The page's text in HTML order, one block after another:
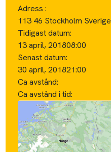
Adress :
113 46 Stockholm Sverige
Tidigast datum:
13 april, 201808:00
Senast datum:
30 april, 201821:00
Ca avstånd:
Ca avstånd i tid: